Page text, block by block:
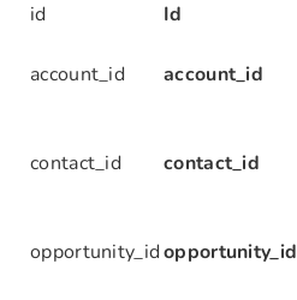
id
Id
account_id account_id
contact_id contact_id
opportunity_idopportunity_id